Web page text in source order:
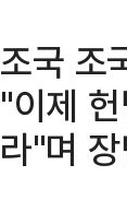
조국 조
"이제
라"며